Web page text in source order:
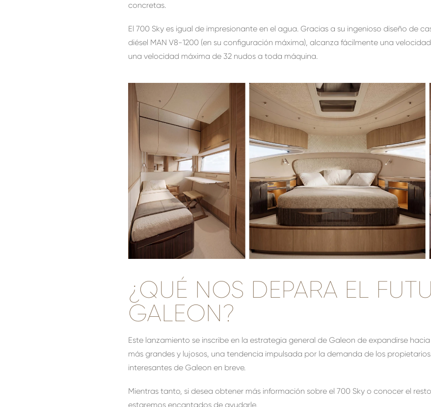
concretas.
El 700 Sky es igual de impresionante en el agua. Gracias a su ingenioso diseño de
diésel MAN V8-1200 (en su configuración máxima), alcanza fácilmente una
una velocidad máxima de 32 nudos a toda máquina.
¿QUÉ NOS DEPARA EL
GALEON?
Este lanzamiento se inscribe en la estrategia general de Galeon de expandirse
más grandes y lujosos, una tendencia impulsada por la demanda de los
interesantes de Galeon en breve.
Mientras tanto, si desea obtener más información sobre el 700 Sky o conocer el
estaremos encantados de ayudarle.